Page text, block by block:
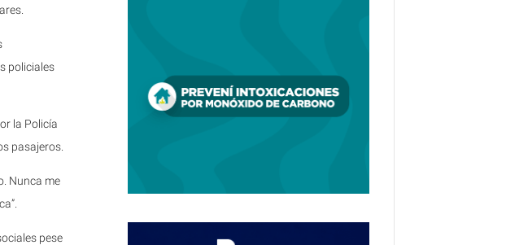
policiales
la Policía
pasajeros.
Nunca me
pese